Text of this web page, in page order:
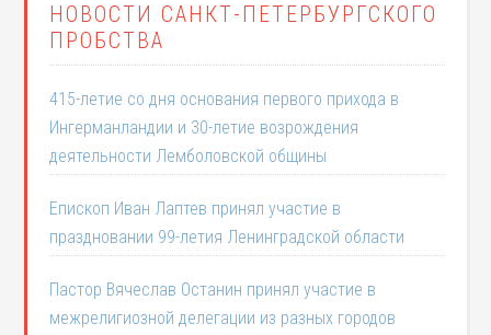
НОВОСТИ САНКТ-ПЕТЕРБУРГСКОГО
ПРОБСТВА
415-летие со дня основания первого прихода в
Ингерманландии и 30-летие возрождения
деятельности Лемболовской общины
Епископ Иван Лаптев принял участие в
праздновании 99-летия Ленинградской области
Пастор Вячеслав Останин принял участие в
межрелигиозной делегации из разных городов